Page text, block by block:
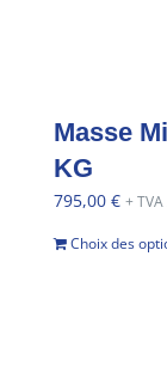
Masse
KG
795,00 € +
Choix des